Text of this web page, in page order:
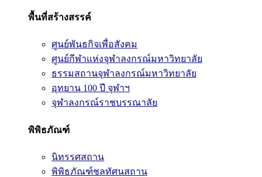
พื้นที่สร้างสรรค์
ศูนย์พันธกิจเพื่อสังคม
ศูนย์กีฬาแห่งจุฬาลงกรณ์มหาวิทยาลัย
ธรรมสถานจุฬาลงกรณ์มหาวิทยาลัย
อุทยาน 100 ปี จุฬาฯ
จุฬาลงกรณ์ราชบรรณาลัย
พิพิธภัณฑ์
นิทรรศสถาน
พิพิธภัณฑ์ชลทัศนสถาน